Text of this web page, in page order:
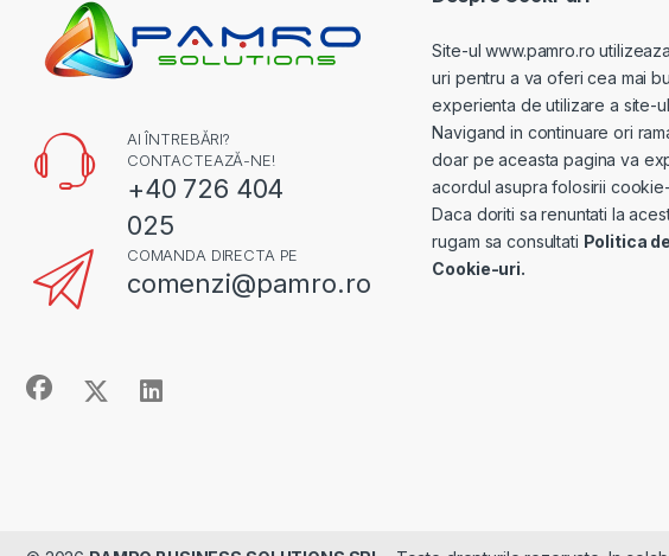
AI ÎNTREBĂRI?
CONTACTEAZĂ-NE!
+40 726 404
025
COMANDA DIRECTA PE
comenzi@pamro.ro
Site-ul www.pamro.ro
uri pentru a va oferi cea mai
experienta de utilizare a site-
Navigand in continuare ori
doar pe aceasta pagina va
acordul asupra folosirii
Daca doriti sa renuntati la
rugam sa consultati Politica de
Cookie-uri.